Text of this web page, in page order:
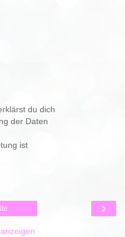
du dich
der Daten
ist
›